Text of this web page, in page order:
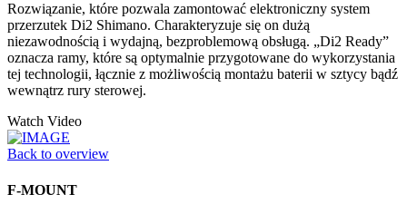
Rozwiązanie, które pozwala zamontować elektroniczny system
przerzutek Di2 Shimano. Charakteryzuje się on dużą
niezawodnością i wydajną, bezproblemową obsługą. „Di2 Ready”
oznacza ramy, które są optymalnie przygotowane do wykorzystania
tej technologii, łącznie z możliwością montażu baterii w sztycy bądź
wewnątrz rury sterowej.
Watch Video
Back to overview
F-MOUNT